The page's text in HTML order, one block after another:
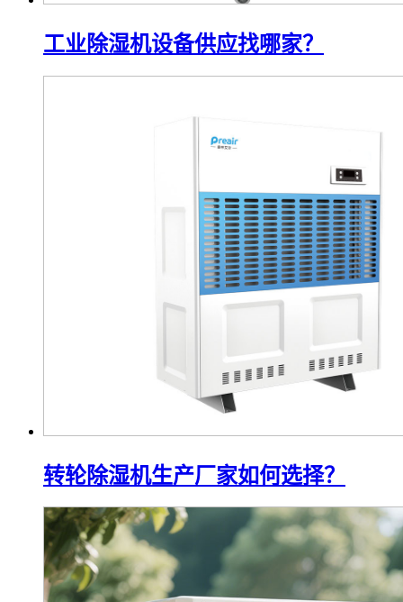
工业除湿机设备供应找哪家？
转轮除湿机生产厂家如何选择？